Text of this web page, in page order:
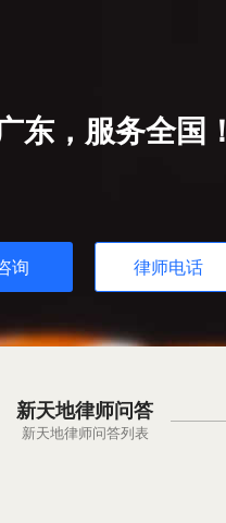
东，服务全国！
询 律师电话
新天地律师问答
新天地律师问答列表